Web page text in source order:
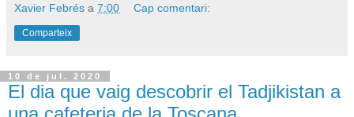
Xavier Febrés a 7:00 Cap comentari:
Comparteix
10 de jul. 2020
El dia que vaig descobrir el Tadjikistan a